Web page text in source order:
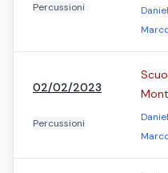
Percussioni
02/02/2023
Percussioni